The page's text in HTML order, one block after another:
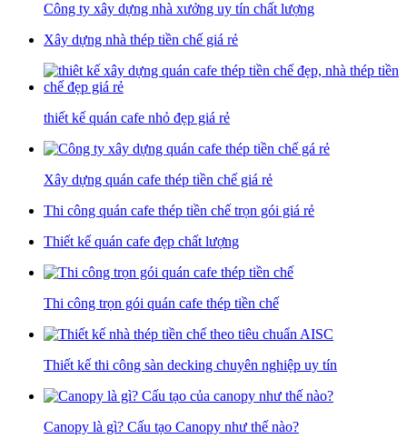
Công ty xây dựng nhà xưởng uy tín chất lượng
Xây dựng nhà thép tiền chế giá rẻ
thiết kế quán cafe nhỏ đẹp giá rẻ
Xây dựng quán cafe thép tiền chế giá rẻ
Thi công quán cafe thép tiền chế trọn gói giá rẻ
Thiết kế quán cafe đẹp chất lượng
Thi công trọn gói quán cafe thép tiền chế
Thiết kế thi công sàn decking chuyên nghiệp uy tín
Canopy là gì? Cấu tạo Canopy như thế nào?